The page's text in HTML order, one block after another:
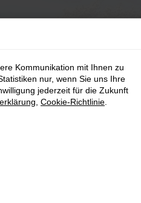
Kommunikation mit Ihnen zu
nur, wenn Sie uns Ihre
jederzeit für die Zukunft
Cookie-Richtlinie